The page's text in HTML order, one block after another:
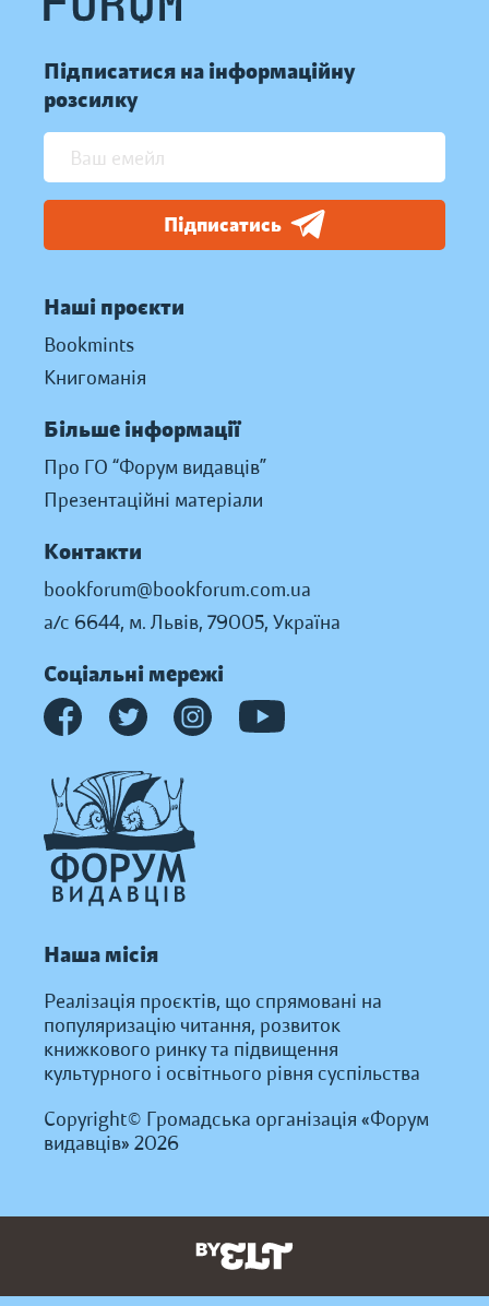
Підписатися на інформаційну
розсилку
Підписатись
Наші проєкти
Bookmints
Книгоманія
Більше інформації
Про ГО “Форум видавців”
Презентаційні матеріали
Контакти
bookforum@bookforum.com.ua
а/с 6644, м. Львів, 79005, Україна
Соціальні мережі
Наша місія
Реалізація проєктів, що спрямовані на
популяризацію читання, розвиток
книжкового ринку та підвищення
культурного і освітнього рівня суспільства
Copyright© Громадська організація «Форум
видавців» 2026